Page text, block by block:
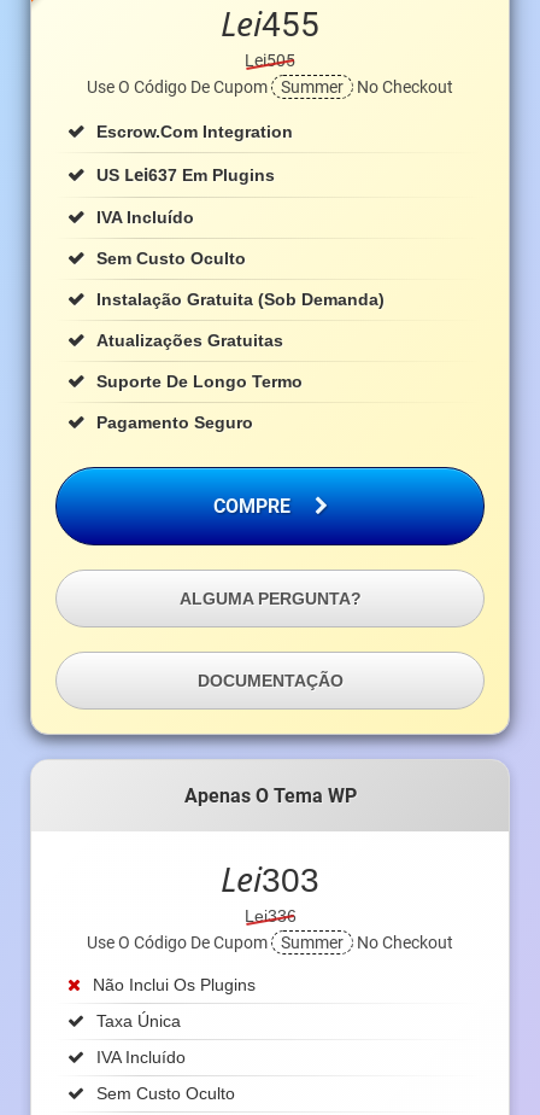
Lei455
Lei505
Use O Código De Cupom
Summer No Checkout
Escrow.com Integration
US Lei637 Em Plugins
IVA Incluído
Sem Custo Oculto
Instalação Gratuita (sob Demanda)
Atualizações Gratuitas
Suporte De Longo Termo
Pagamento Seguro
COMPRE
ALGUMA PERGUNTA?
DOCUMENTAÇÃO
Apenas O Tema WP
Lei303
Lei336
Use O Código De Cupom
Summer No Checkout
Não Inclui Os Plugins
Taxa Única
IVA Incluído
Sem Custo Oculto